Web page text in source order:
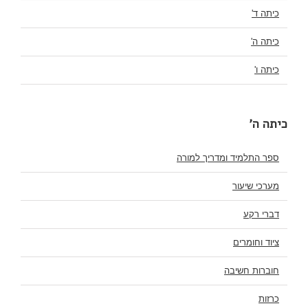
כיתה ד'
כיתה ה'
כיתה ו'
כיתה ה'
ספר התלמיד ומדריך למורה
מערכי שיעור
דברי רקע
ציוד וחומרים
חוברות חשיבה
כרזות